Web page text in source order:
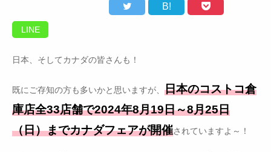
B!
LINE
日本、そしてカナダの皆さんも！
既にご存知の方も多いかと思いますが、 日本のコストコ倉
庫店全33店舗で2024年8月19日～8月25日
（日）までカナダフェアが開催されていますよ～！